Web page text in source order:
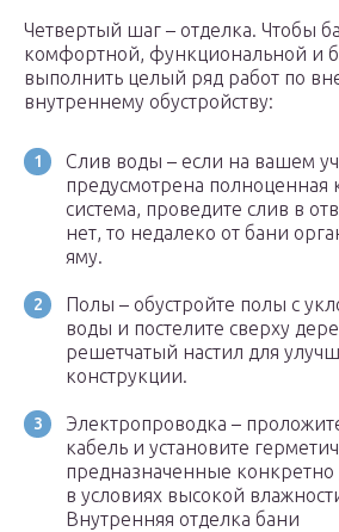
Четвертый шаг – отделка. Чтобы
комфортной, функциональной и
выполнить целый ряд работ по
внутреннему обустройству:
Слив воды – если на вашем
предусмотрена полноценная
система, проведите слив в
нет, то недалеко от бани
яму.
Полы – обустройте полы с
воды и постелите сверху
решетчатый настил для
конструкции.
Электропроводка –
кабель и установите
предназначенные конкретно
в условиях высокой
Внутренняя отделка бани